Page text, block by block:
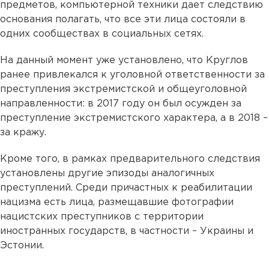
предметов, компьютерной техники дает следствию
основания полагать, что все эти лица состояли в
одних сообществах в социальных сетях.
На данный момент уже установлено, что Круглов
ранее привлекался к уголовной ответственности за
преступления экстремистской и общеуголовной
направленности: в 2017 году он был осужден за
преступление экстремистского характера, а в 2018 –
за кражу.
Кроме того, в рамках предварительного следствия
установлены другие эпизоды аналогичных
преступлений. Среди причастных к реабилитации
нацизма есть лица, размещавшие фотографии
нацистских преступников с территории
иностранных государств, в частности – Украины и
Эстонии.